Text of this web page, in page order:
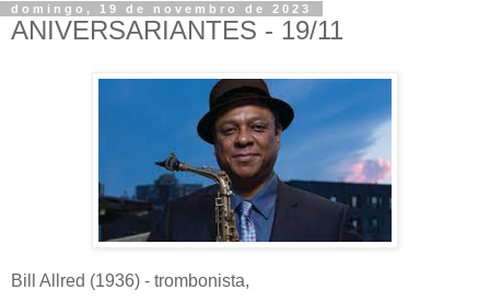
domingo, 19 de novembro de 2023
ANIVERSARIANTES - 19/11
Bill Allred (1936) - trombonista,